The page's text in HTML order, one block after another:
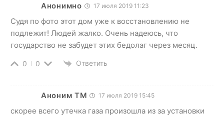
Анонимно 17 июля 2019 11:23
Судя по фото этот дом уже к восстановлению не
подлежит! Людей жалко. Очень надеюсь, что
государство не забудет этих бедолаг через месяц.
0 0 Ответить
Аноним TM 17 июля 2019 15:45
скорее всего утечка газа произошла из за установки